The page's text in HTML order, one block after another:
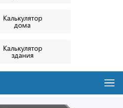
Калькулятор
дома
Калькулятор
здания